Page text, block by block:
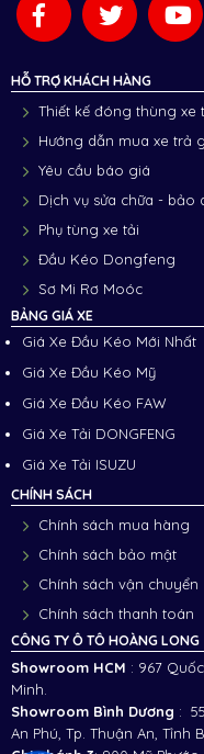
HỖ TRỢ KHÁCH HÀNG
Thiết kế đóng thùng xe
Hướng dẫn mua xe trả
Yêu cầu báo giá
Dịch vụ sửa chữa - bảo
Phụ tùng xe tải
Đầu Kéo Dongfeng
Sơ Mi Rơ Moóc
BẢNG GIÁ XE
Giá Xe Đầu Kéo Mới Nhất
Giá Xe Đầu Kéo Mỹ
Giá Xe Đầu Kéo FAW
Giá Xe Tải DONGFENG
Giá Xe Tải ISUZU
CHÍNH SÁCH
Chính sách mua hàng
Chính sách bảo mật
Chính sách vận chuyển
Chính sách thanh toán
CÔNG TY Ô TÔ HOÀNG LONG
Showroom HCM : 967
Minh.
Showroom Bình Dương :
An Phú, Tp. Thuận An, Tỉnh